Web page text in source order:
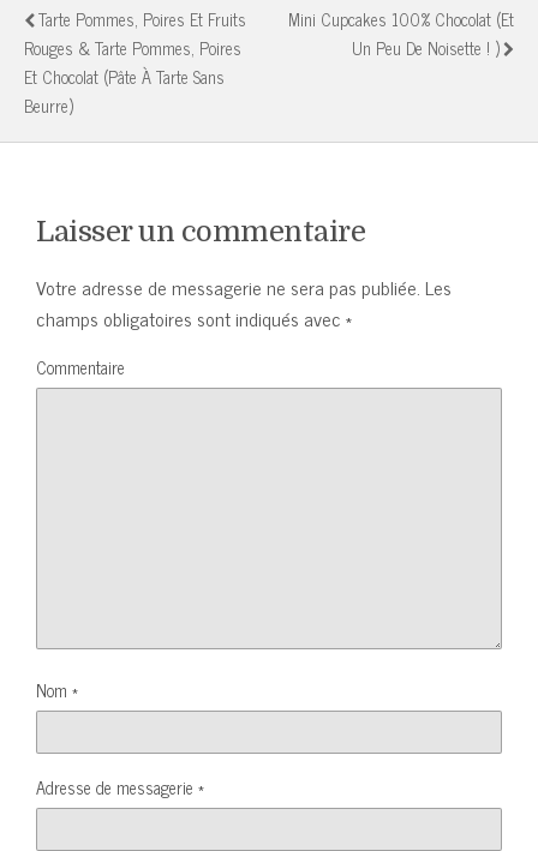
Tarte Pommes, Poires Et Fruits
Rouges & Tarte Pommes, Poires
Et Chocolat (pâte À Tarte Sans
Beurre)
Mini Cupcakes 100% Chocolat (et
Un Peu De Noisette ! )
Laisser un commentaire
Votre adresse de messagerie ne sera pas publiée. Les
champs obligatoires sont indiqués avec*
Commentaire
Nom *
Adresse de messagerie *